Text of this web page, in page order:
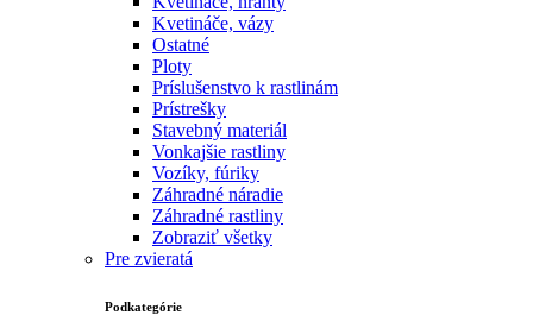
Kvetináče, vázy
Ostatné
Ploty
Príslušenstvo k rastlinám
Prístrešky
Stavebný materiál
Vonkajšie rastliny
Vozíky, fúriky
Záhradné náradie
Záhradné rastliny
Zobraziť všetky
Pre zvieratá
Podkategórie